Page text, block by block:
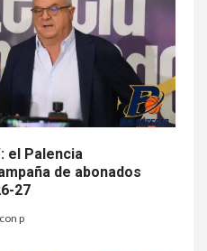
el Palencia
de abonados
27
p